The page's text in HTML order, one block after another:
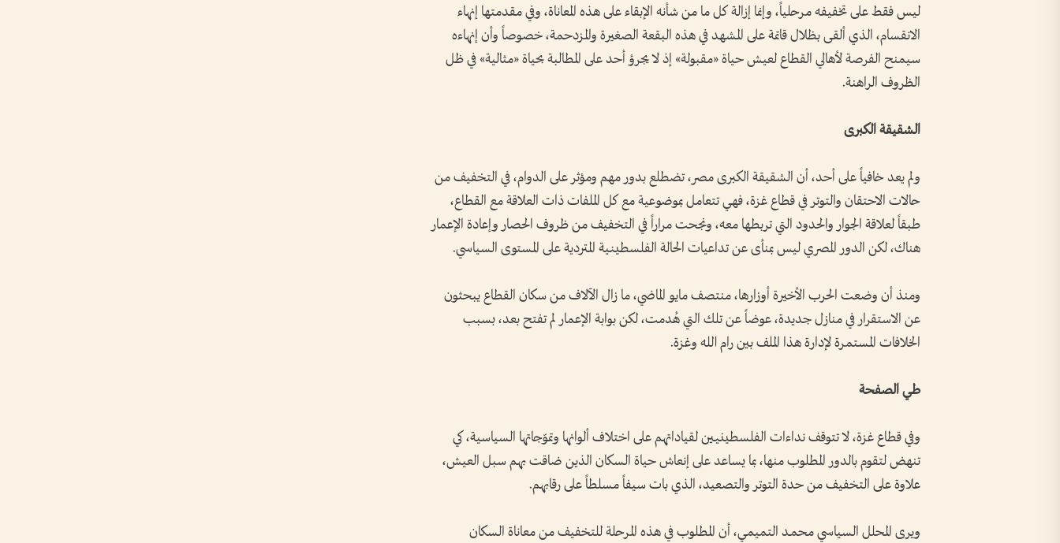
ليس فقط على تخفيفه مرحلياً، وإنما إزالة كل ما من شأنه الإبقاء على هذه المعاناة، وفي مقدمتها إنهاء
الانقسام، الذي ألقى بظلال قاتمة على المشهد في هذه البقعة الصغيرة والمزدحمة، خصوصاً وأن إنهاءه
سيمنح الفرصة لأهالي القطاع لعيش حياة «مقبولة» إذ لا يجرؤ أحد على المطالبة بحياة «مثالية» في ظل
الظروف الراهنة.
الشقيقة الكبرى
ولم يعد خافياً على أحد، أن الشقيقة الكبرى مصر، تضطلع بدور مهم ومؤثر على الدوام، في التخفيف من
حالات الاحتقان والتوتر في قطاع غزة، فهي تتعامل بموضوعية مع كل الملفات ذات العلاقة مع القطاع،
طبقاً لعلاقة الجوار والحدود التي تربطها معه، ونجحت مراراً في التخفيف من ظروف الحصار وإعادة الإعمار
هناك، لكن الدور المصري ليس بمنأى عن تداعيات الحالة الفلسطينية المتردية على المستوى السياسي.
ومنذ أن وضعت الحرب الأخيرة أوزارها، منتصف مايو الماضي، ما زال الآلاف من سكان القطاع يبحثون
عن الاستقرار في منازل جديدة، عوضاً عن تلك التي هُدمت، لكن بوابة الإعمار لم تفتح بعد، بسبب
الخلافات المستمرة لإدارة هذا الملف بين رام الله وغزة.
طي الصفحة
وفي قطاع غزة، لا تتوقف نداءات الفلسطينيين لقياداتهم على اختلاف ألوانها وتموّجاتها السياسية، كي
تنهض لتقوم بالدور المطلوب منها، بما يساعد على إنعاش حياة السكان الذين ضاقت بهم سبل العيش،
علاوة على التخفيف من حدة التوتر والتصعيد، الذي بات سيفاً مسلطاً على رقابهم.
ويرى المحلل السياسي محمـد التميمي، أن المطلوب في هذه المرحلة للتخفيف من معاناة السكان